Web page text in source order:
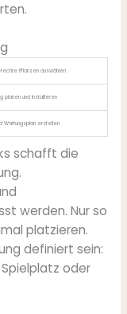
Pflanzen auswählen
planen und installieren
Wartungsplan erstellen
schafft die
werden. Nur so
platzieren.
definiert sein:
oder